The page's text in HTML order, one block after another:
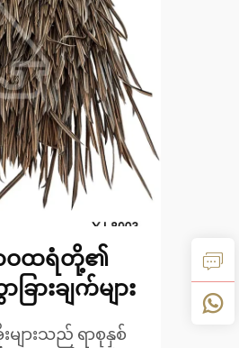
ဝထရံတို့၏
ားချက်များ
ျားသည် ရာစုနှစ်
စ
ရေ